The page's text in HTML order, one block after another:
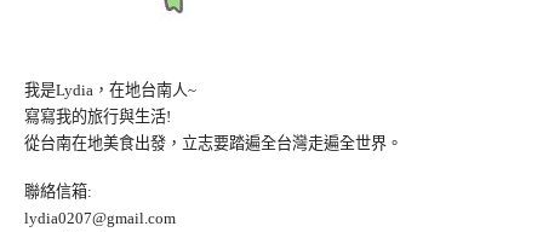
我是Lydia，在地台南人~
寫寫我的旅行與生活!
從台南在地美食出發，立志要踏遍全台灣走遍全世界。
聯絡信箱:
lydia0207@gmail.com